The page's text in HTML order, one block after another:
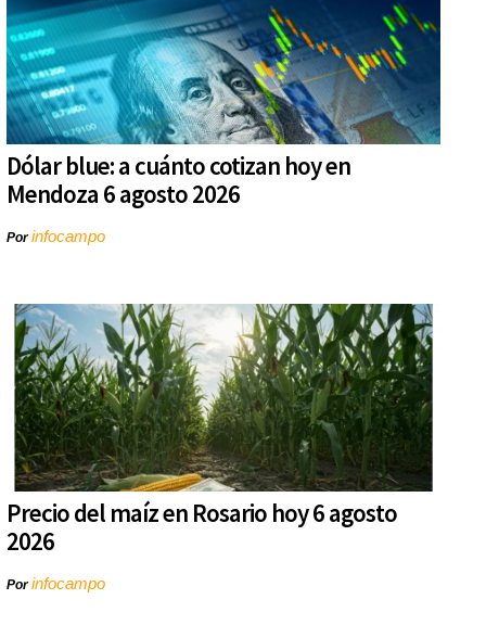
Dólar blue: a cuánto cotizan hoy en
Mendoza 6 agosto 2026
Porinfocampo
Precio del maíz en Rosario hoy 6 agosto
2026
Porinfocampo